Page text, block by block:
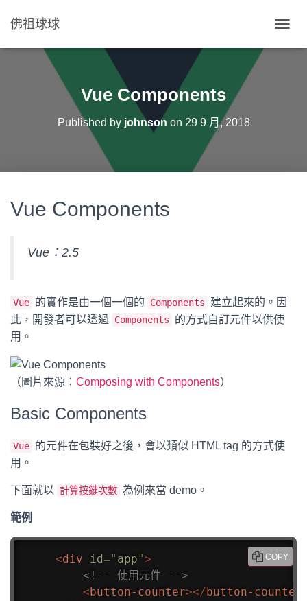
佛祖球球
O
Vue Components
Published by johnson on 29 9 月, 2018
Vue Components
Vue：2.5
Vue 的實作是由一個一個的 Components
建立起來的。因
此，開發者可以透過
Components
的方式自訂元件以供使
用。
（圖片來源： Composing with Components）
Basic Components
Vue 的元件在包裝好之後，會以類似 HTML tag 的方式使
用。
下面就以 計算按鍵次數 為例來當 demo。
範例
<div id=" app">
<!-- 使用元件 -->
<button-counter></button-counter
COPY